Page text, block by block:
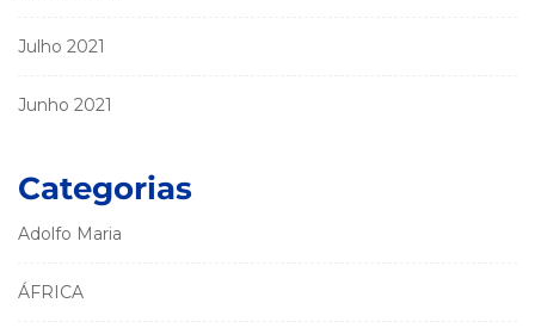
Julho 2021
Junho 2021
Categorias
Adolfo Maria
ÁFRICA